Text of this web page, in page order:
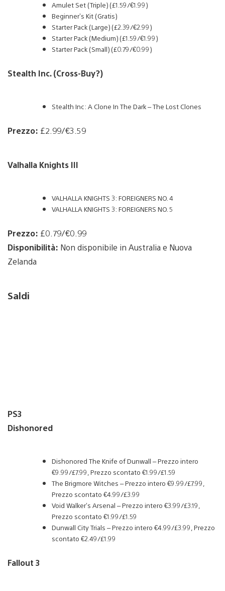
Amulet Set (Triple) (£1.59/€1.99)
Beginner’s Kit (Gratis)
Starter Pack (Large) (£2.39/€2.99)
Starter Pack (Medium) (£1.59/€1.99)
Starter Pack (Small) (£0.79/€0.99)
Stealth Inc. (Cross-Buy?)
Stealth Inc: A Clone In The Dark – The Lost Clones
Prezzo: £2.99/€3.59
Valhalla Knights III
VALHALLA KNIGHTS 3: FOREIGNERS NO. 4
VALHALLA KNIGHTS 3: FOREIGNERS NO. 5
Prezzo: £0.79/€0.99
Disponibilità: Non disponibile in Australia e Nuova
Zelanda
Saldi
PS3
Dishonored
Dishonored The Knife of Dunwall – Prezzo intero
€9.99/£7.99, Prezzo scontato €1.99/£1.59
The Brigmore Witches – Prezzo intero €9.99/£7.99,
Prezzo scontato €4.99/£3.99
Void Walker’s Arsenal – Prezzo intero €3.99/£3.19,
Prezzo scontato €1.99/£1.59
Dunwall City Trials – Prezzo intero €4.99/£3.99, Prezzo
scontato €2.49/£1.99
Fallout 3